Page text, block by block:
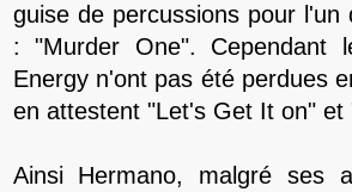
guise de percussions pour
: "Murder One". Cependant
Energy n'ont pas été perdues
en attestent "Let's Get It on" et
Ainsi Hermano, malgré ses